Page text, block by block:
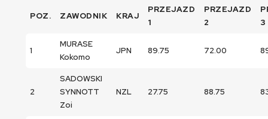
POZ. ZAWODNIK KRAJ
PRZEJAZD
1
PRZEJAZD
2
3
1
MURASE
Kokomo
JPN 89.75 72.00
2
SADOWSKI
SYNNOTT
Zoi
NZL 27.75 88.75